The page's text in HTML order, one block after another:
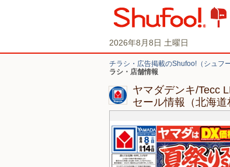
2026年8月8日 土曜日
チラシ・広告掲載のShufoo!（シュフー
ラシ・店舗情報
ヤマダデンキ/Tecc
セール情報（北海道